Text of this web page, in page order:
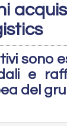
sono
e
del